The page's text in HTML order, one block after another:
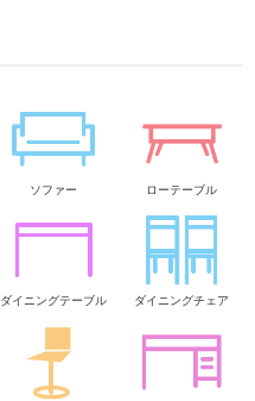
ソファー ローテーブル
ダイニングテーブル ダイニングチェア